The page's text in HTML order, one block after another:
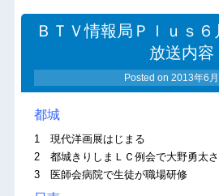
ＢＴＶ情報局Ｐｌｕｓ６
放送内容
Posted on 2013年6
都城
1 現代洋画展はじまる
2 都城きりしまＬＣ例会で大野勇太
3 医師会病院で生徒が職場研修